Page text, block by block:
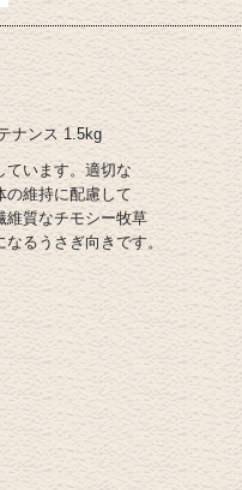
ナンス 1.5kg
ています。適切な
の維持に配慮して
維質なチモシー牧草
るうさぎ向きです。